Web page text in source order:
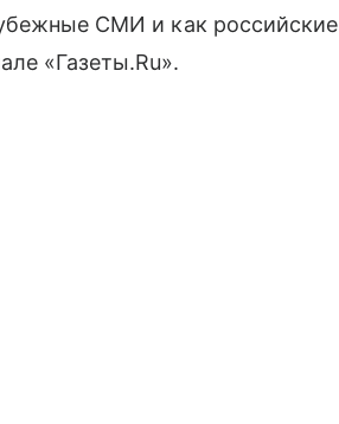
СМИ и как российские
«Газеты.Ru».